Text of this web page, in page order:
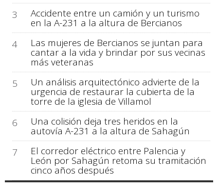
3
Accidente entre un camión y un turismo
en la A-231 a la altura de Bercianos
4
Las mujeres de Bercianos se juntan para
cantar a la vida y brindar por sus vecinas
más veteranas
5
Un análisis arquitectónico advierte de la
urgencia de restaurar la cubierta de la
torre de la iglesia de Villamol
6
Una colisión deja tres heridos en la
autovía A-231 a la altura de Sahagún
7
El corredor eléctrico entre Palencia y
León por Sahagún retoma su tramitación
cinco años después